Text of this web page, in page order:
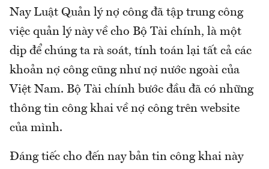
Nay Luật Quản lý nợ công đã tập trung công
việc quản lý này về cho Bộ Tài chính, là một
dịp để chúng ta rà soát, tính toán lại tất cả các
khoản nợ công cũng như nợ nước ngoài của
Việt Nam. Bộ Tài chính bước đầu đã có những
thông tin công khai về nợ công trên website
của mình.
Đáng tiếc cho đến nay bản tin công khai này